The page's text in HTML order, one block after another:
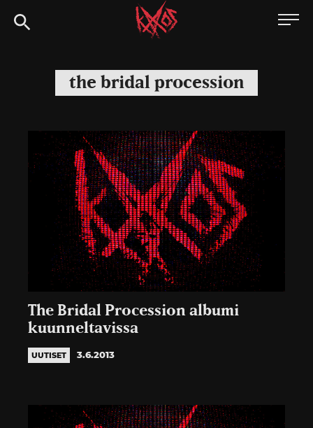
Siirry
suoraan
Kaaoszine
the bridal procession
The Bridal Procession albumi
kuunneltavissa
UUTISET 3.6.2013